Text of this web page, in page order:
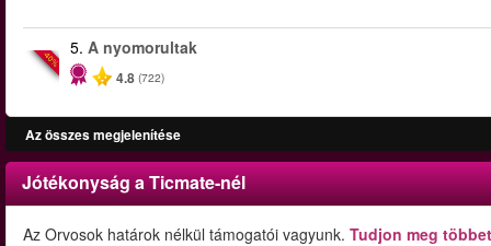
-40%
5. A nyomorultak
4.8 (722)
Az összes megjelenítése
Jótékonyság a Ticmate-nél
Az Orvosok határok nélkül támogatói vagyunk. Tudjon meg